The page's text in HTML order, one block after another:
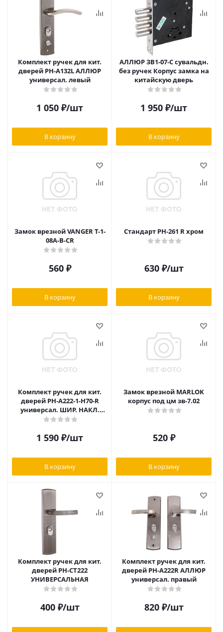
Комплект ручек для кит.
дверей РН-А132L АЛЛЮР
универсал. левый
1 050 ₽/шт
В корзину
АЛЛЮР ЗВ1-07-С сувальдн.
без ручек Корпус замка на
китайскую дверь
1 950 ₽/шт
В корзину
Замок врезной VANGER T-1-
08A-B-CR
560₽
В корзину
Стандарт РН-261 R хром
630₽/шт
В корзину
Комплект ручек для кит.
дверей РН-А222-1-H70-R
универсал. ШИР. НАКЛ.
правый
1 590 ₽/шт
В корзину
Замок врезной MARLOK
корпус под цм зв-7.02
520₽
В корзину
Комплект ручек для кит.
дверей РН-СТ222
УНИВЕРСАЛЬНАЯ
400₽/шт
Комплект ручек для кит.
дверей РН-А222R АЛЛЮР
универсал. правый
820₽/шт